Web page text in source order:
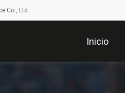
Co., Ltd.
Inicio